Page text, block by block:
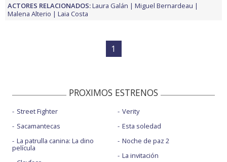
ACTORES RELACIONADOS:Laura Galán
Miguel Bernardeau
Malena Alterio
Laia Costa
1
PROXIMOS ESTRENOS
Street Fighter
Sacamantecas
La patrulla canina: La dino
película
Verity
Esta soledad
Noche de paz 2
La invitación